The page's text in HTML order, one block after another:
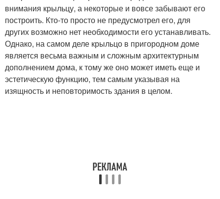
внимания крыльцу, а некоторые и вовсе забывают его
построить. Кто-то просто не предусмотрел его, для
других возможно нет необходимости его устанавливать.
Однако, на самом деле крыльцо в пригородном доме
является весьма важным и сложным архитектурным
дополнением дома, к тому же оно может иметь еще и
эстетическую функцию, тем самым указывая на
изящность и неповторимость здания в целом.